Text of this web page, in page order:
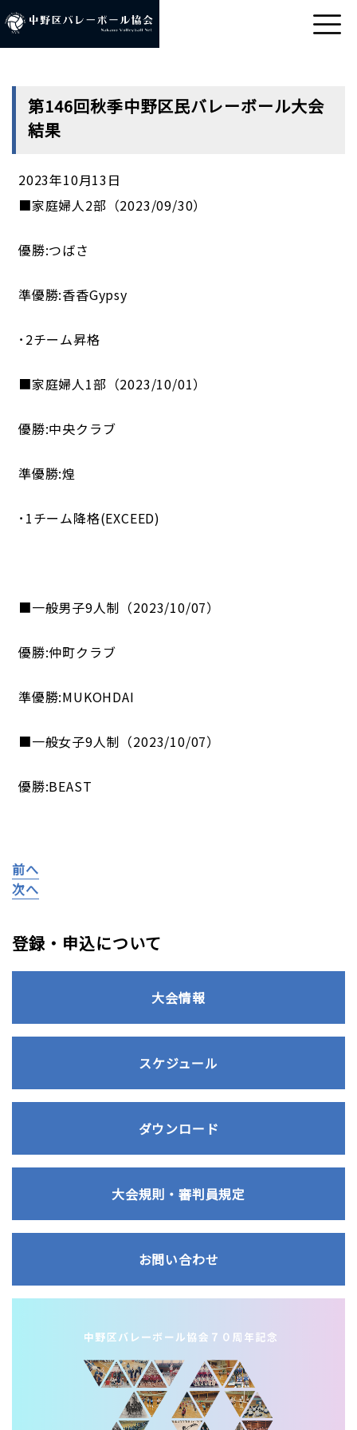
第146回秋季中野区民バレーボール大会
結果
2023年10月13日
■家庭婦人2部（2023/09/30）
優勝:つばさ
準優勝:香香Gypsy
･2チーム昇格
■家庭婦人1部（2023/10/01）
優勝:中央クラブ
準優勝:煌
･1チーム降格(EXCEED)
■一般男子9人制（2023/10/07）
優勝:仲町クラブ
準優勝:MUKOHDAI
■一般女子9人制（2023/10/07）
優勝:BEAST
前へ
次へ
登録・申込について
大会情報
スケジュール
ダウンロード
大会規則・審判員規定
お問い合わせ